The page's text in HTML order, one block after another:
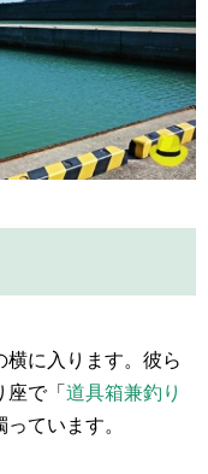
横に入ります。彼ら
で「 道具箱兼釣り
ています。